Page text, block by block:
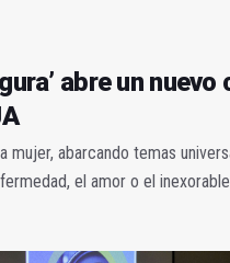
abre un nuevo
mujer, abarcando temas
el amor o el